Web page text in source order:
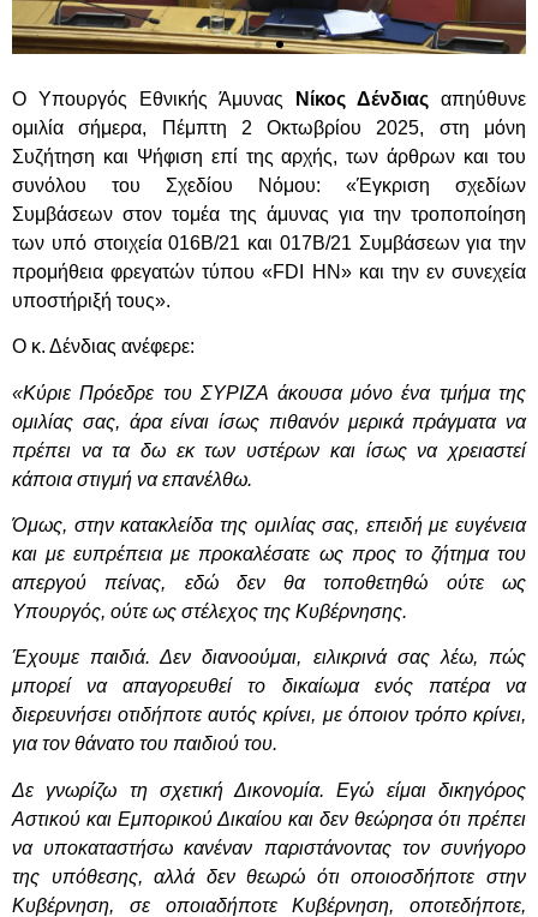
Ο Υπουργός Εθνικής Άμυνας Νίκος Δένδιας απηύθυνε
ομιλία σήμερα, Πέμπτη 2 Οκτωβρίου 2025, στη μόνη
Συζήτηση και Ψήφιση επί της αρχής, των άρθρων και του
συνόλου του Σχεδίου Νόμου: «Έγκριση σχεδίων
Συμβάσεων στον τομέα της άμυνας για την τροποποίηση
των υπό στοιχεία 016B/21 και 017Β/21 Συμβάσεων για την
προμήθεια φρεγατών τύπου «FDI HN» και την εν συνεχεία
υποστήριξή τους».
Ο κ. Δένδιας ανέφερε:
«Κύριε Πρόεδρε του ΣΥΡΙΖΑ άκουσα μόνο ένα τμήμα της
ομιλίας σας, άρα είναι ίσως πιθανόν μερικά πράγματα να
πρέπει να τα δω εκ των υστέρων και ίσως να χρειαστεί
κάποια στιγμή να επανέλθω.
Όμως, στην κατακλείδα της ομιλίας σας, επειδή με ευγένεια
και με ευπρέπεια με προκαλέσατε ως προς το ζήτημα του
απεργού πείνας, εδώ δεν θα τοποθετηθώ ούτε ως
Υπουργός, ούτε ως στέλεχος της Κυβέρνησης.
Έχουμε παιδιά. Δεν διανοούμαι, ειλικρινά σας λέω, πώς
μπορεί να απαγορευθεί το δικαίωμα ενός πατέρα να
διερευνήσει οτιδήποτε αυτός κρίνει, με όποιον τρόπο κρίνει,
για τον θάνατο του παιδιού του.
Δε γνωρίζω τη σχετική Δικονομία. Εγώ είμαι δικηγόρος
Αστικού και Εμπορικού Δικαίου και δεν θεώρησα ότι πρέπει
να υποκαταστήσω κανέναν παριστάνοντας τον συνήγορο
της υπόθεσης, αλλά δεν θεωρώ ότι οποιοσδήποτε στην
Κυβέρνηση, σε οποιαδήποτε Κυβέρνηση, οποτεδήποτε,